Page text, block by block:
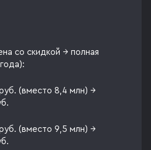
со скидкой → полная
(вместо 8,4 млн) →
(вместо 9,5 млн) →